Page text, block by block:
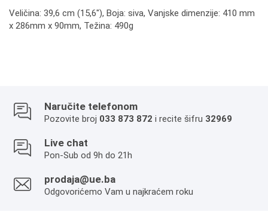
Veličina: 39,6 cm (15,6″), Boja: siva, Vanjske dimenzije: 410 mm
x 286mm x 90mm, Težina: 490g
Naručite telefonom
Pozovite broj 033 873 872 i recite šifru 32969
Live chat
Pon-Sub od 9h do 21h
prodaja@ue.ba
Odgovorićemo Vam u najkraćem roku